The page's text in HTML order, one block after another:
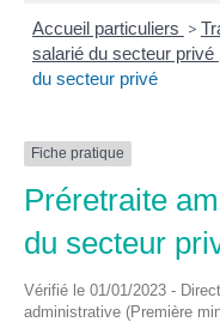
Accueil particuliers >
salarié du secteur privé
du secteur privé
Fiche pratique
Préretraite
du secteur
Vérifié le 01/01/2023 -
administrative (Première